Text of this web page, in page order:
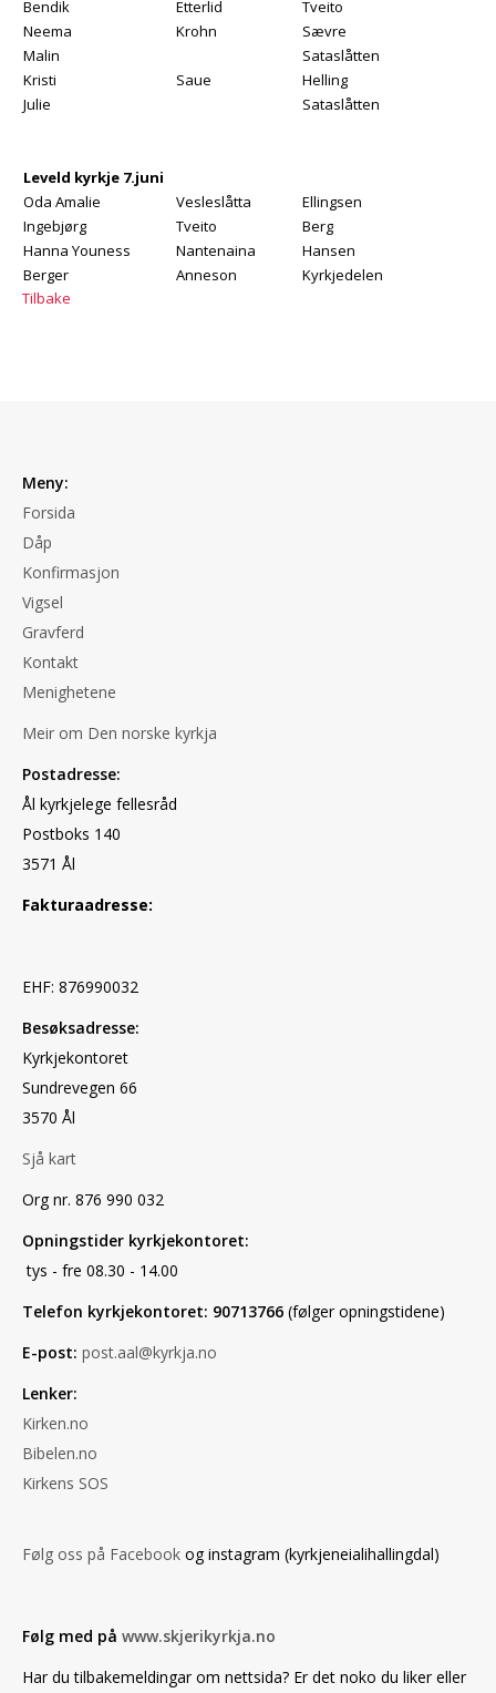
Bendik
Etterlid
Tveito
Neema
Krohn
Sævre
Malin
Sataslåtten
Kristi
Saue
Helling
Julie
Sataslåtten
Leveld kyrkje 7.juni
Oda Amalie
Vesleslåtta
Ellingsen
Ingebjørg
Tveito
Berg
Hanna Youness
Nantenaina
Hansen
Berger
Anneson
Kyrkjedelen
Tilbake
Meny:
Forsida
Dåp
Konfirmasjon
Vigsel
Gravferd
Kontakt
Menighetene
Meir om Den norske kyrkja
Postadresse:
Ål kyrkjelege fellesråd
Postboks 140
3571 Ål
Fakturaadresse:
EHF: 876990032
Besøksadresse:
Kyrkjekontoret
Sundrevegen 66
3570 Ål
Sjå kart
Org nr. 876 990 032
Opningstider kyrkjekontoret:
tys - fre 08.30 - 14.00
Telefon kyrkjekontoret: 90713766 (følger opningstidene)
E-post: post.aal@kyrkja.no
Lenker:
Kirken.no
Bibelen.no
Kirkens SOS
Følg oss på Facebook og instagram (kyrkjeneialihallingdal)
Følg med på www.skjerikyrkja.no
Har du tilbakemeldingar om nettsida? Er det noko du liker eller